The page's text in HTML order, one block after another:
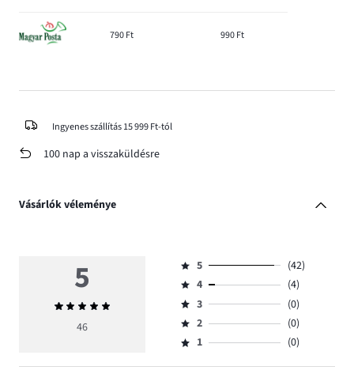
790 Ft 990 Ft
Ingyenes szállítás 15 999 Ft-tól
100 nap a visszaküldésre
Vásárlók véleménye
5
Átlagos
értékelés
46
Osztályzat
5,
szavazatok
száma
42.
5
(42)
Osztályzat
4,
szavazatok
száma
4
(4)
Osztályzat
3,
szavazatok
3
(0)
Osztályzat
2,
2
(0)
Osztályzat
1,
1 (0)